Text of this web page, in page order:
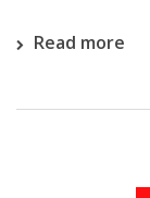
Read more